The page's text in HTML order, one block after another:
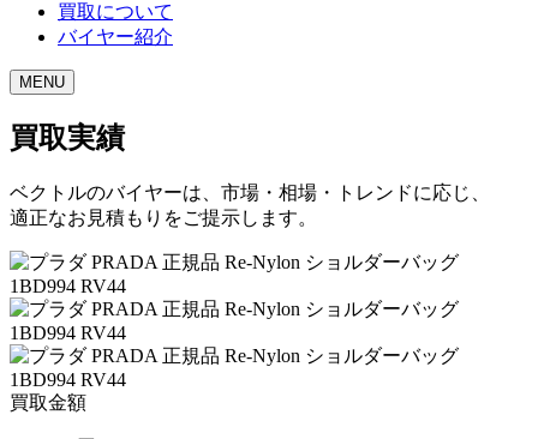
買取について
バイヤー紹介
MENU
買取実績
ベクトルのバイヤーは、市場・相場・トレンドに応じ、
適正なお見積もりをご提示します。
買取金額